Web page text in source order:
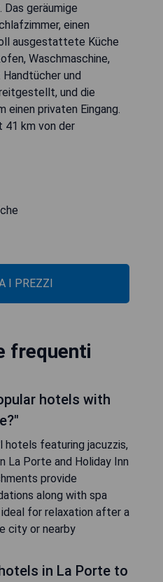
geräumige
einen
ausgestattete Küche
Waschmaschine,
und
und die
privaten Eingang.
41 km von der
I PREZZI
frequenti
hotels with
featuring jacuzzis,
La Porte and Holiday Inn
provide
along with spa
for relaxation after a
city or nearby
in La Porte to